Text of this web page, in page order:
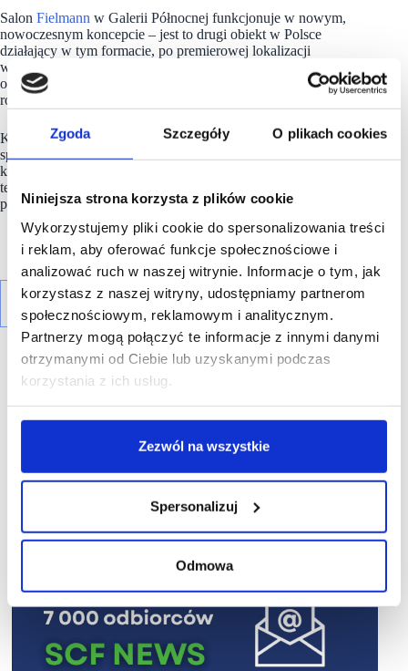
Zgoda Szczegóły O plikach cookies
Niniejsza strona korzysta z plików cookie
Wykorzystujemy pliki cookie do spersonalizowania treści
i reklam, aby oferować funkcje społecznościowe i
analizować ruch w naszej witrynie. Informacje o tym, jak
korzystasz z naszej witryny, udostępniamy partnerom
społecznościowym, reklamowym i analitycznym.
Partnerzy mogą połączyć te informacje z innymi danymi
otrzymanymi od Ciebie lub uzyskanymi podczas
korzystania z ich usług.
Zezwól na wszystkie
Spersonalizuj
Odmowa
Salon Fielmann w Galerii Północnej funkcjonuje w nowym,
nowoczesnym koncepcie – jest to drugi obiekt w Polsce
działający w tym formacie, po premierowej lokalizacji
w krakowskiej Bonarce. Nowa aranżacja, usprawniona ścieżka
obsługi oraz świeży design wyznaczają kierunek dalszego
rozwoju marki.
Klienci mają do dyspozycji przestronną i jasną przestrzeń
sprzedażową, szeroką ofertę okularów oraz soczewek
kontaktowych, a także nowoczesne rozwiązania
technologiczne. Nowy salon stanowi istotny element strategii
podnoszenia standardów obsługi i rozwoju sieci.
R E K L A M A